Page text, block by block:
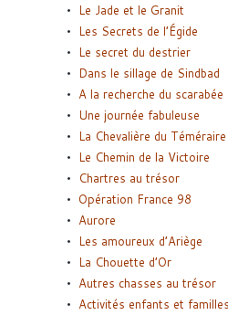
Le Jade et le Granit
Les Secrets de l’Égide
Le secret du destrier
Dans le sillage de Sindbad
A la recherche du scarabée
Une journée fabuleuse
La Chevalière du Téméraire
Le Chemin de la Victoire
Chartres au trésor
Opération France 98
Aurore
Les amoureux d’Ariège
La Chouette d’Or
Autres chasses au trésor
Activités enfants et familles